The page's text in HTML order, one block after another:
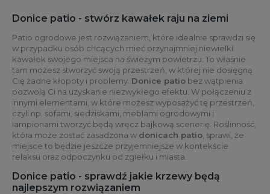
Donice patio - stwórz kawałek raju na ziemi
Patio ogrodowe jest rozwiązaniem, które idealnie sprawdzi się
w przypadku osób chcących mieć przynajmniej niewielki
kawałek swojego miejsca na świeżym powietrzu. To właśnie
tam możesz stworzyć swoją przestrzeń, w której nie dosięgną
Cię żadne kłopoty i problemy. Donice patio bez wątpienia
pozwolą Ci na uzyskanie niezwykłego efektu. W połączeniu z
innymi elementami, w które możesz wyposażyć tę przestrzeń,
czyli np. sofami, siedziskami, meblami ogrodowymi i
lampionami tworzyć będą wręcz bajkową scenerię. Roślinność,
która może zostać zasadzona w donicach patio, sprawi, że
miejsce to będzie jeszcze przyjemniejsze w kontekście
relaksu oraz odpoczynku od zgiełku i miasta.
Donice patio - sprawdź jakie krzewy będą
najlepszym rozwiązaniem